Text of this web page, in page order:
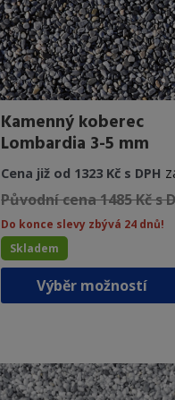
Kamenný koberec
Lombardia 3-5 mm
Cena již od 1323 Kč s DPH
Původní cena 1485 Kč s
Do konce slevy zbývá 24 dnů!
Skladem
Výběr možností